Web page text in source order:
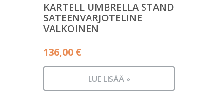
KARTELL UMBRELLA STAND
SATEENVARJOTELINE
VALKOINEN
136,00 €
LUE LISÄÄ »